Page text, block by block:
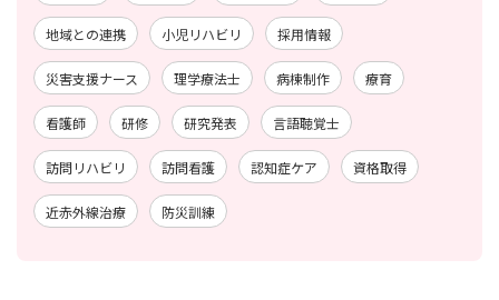
地域との連携 小児リハビリ 採用情報
災害支援ナース 理学療法士 病棟制作 療育
看護師 研修 研究発表 言語聴覚士
訪問リハビリ 訪問看護 認知症ケア 資格取得
近赤外線治療 防災訓練